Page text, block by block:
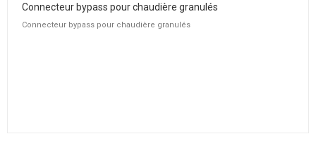
Connecteur bypass pour chaudière granulés
Connecteur bypass pour chaudière granulés